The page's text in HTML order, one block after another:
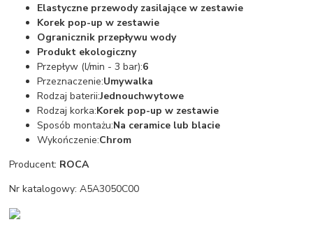
Elastyczne przewody zasilające w zestawie
Korek pop-up w zestawie
Ogranicznik przepływu wody
Produkt ekologiczny
Przepływ (l/min - 3 bar):6
Przeznaczenie:Umywalka
Rodzaj baterii:Jednouchwytowe
Rodzaj korka:Korek pop-up w zestawie
Sposób montażu:Na ceramice lub blacie
Wykończenie:Chrom
Producent: ROCA
Nr katalogowy: A5A3050C00